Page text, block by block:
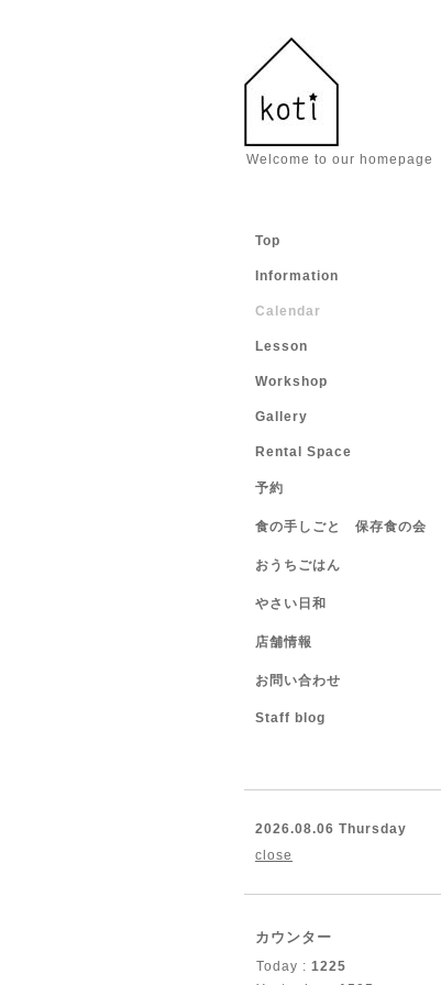
Welcome to our homepage
Top
Information
Calendar
Lesson
Workshop
Gallery
Rental Space
予約
食の手しごと 保存食の会
おうちごはん
やさい日和
店舗情報
お問い合わせ
Staff blog
2026.08.06 Thursday
close
カウンター
Today : 1225